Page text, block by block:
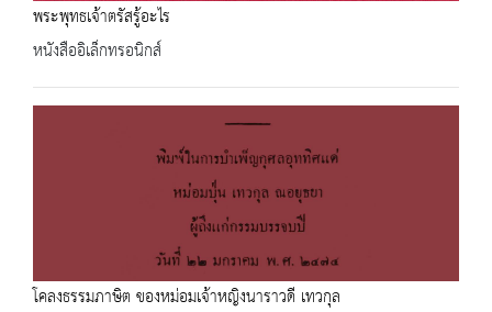
พระพุทธเจ้าตรัสรู้อะไร
หนังสืออิเล็กทรอนิกส์
โคลงธรรมภาษิต ของหม่อมเจ้าหญิงนาราวดี เทวกุล